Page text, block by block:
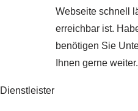
Webseite schnell
erreichbar ist.
benötigen Sie
Ihnen gerne weiter.